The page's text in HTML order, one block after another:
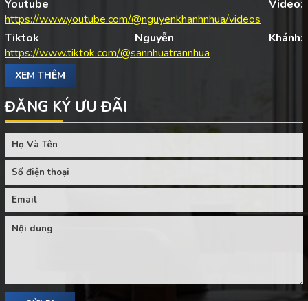
Youtube Video:
https://www.youtube.com/@nguyenkhanhnhua/videos
Tiktok Nguyễn Khánh:
https://www.tiktok.com/@sannhuatrannhua
XEM THÊM
ĐĂNG KÝ ƯU ĐÃI